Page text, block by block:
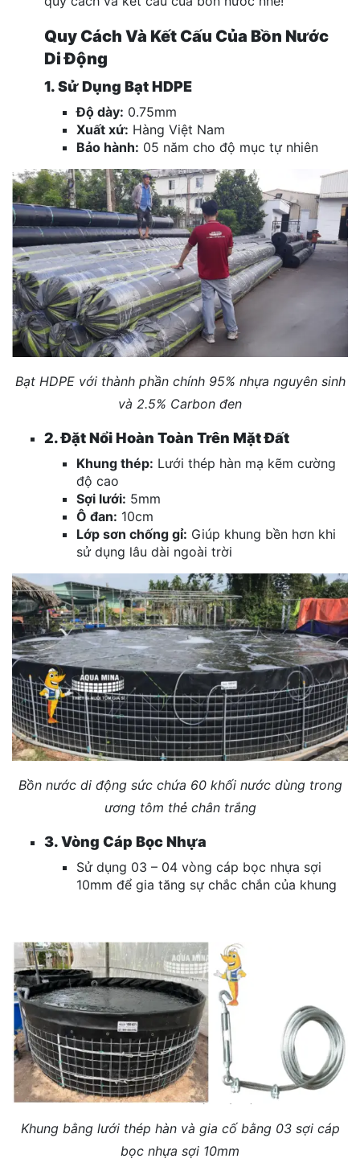
Quy Cách Và Kết Cấu Của Bồn Nước
Di Động
1. Sử Dụng Bạt HDPE
Độ dày: 0.75mm
Xuất xứ: Hàng Việt Nam
Bảo hành: 05 năm cho độ mục tự nhiên
Bạt HDPE với thành phần chính 95% nhựa nguyên sinh
và 2.5% Carbon đen
2. Đặt Nổi Hoàn Toàn Trên Mặt Đất
Khung thép: Lưới thép hàn mạ kẽm cường
độ cao
Sợi lưới: 5mm
Ô đan: 10cm
Lớp sơn chống gỉ: Giúp khung bền hơn khi
sử dụng lâu dài ngoài trời
Bồn nước di động sức chứa 60 khối nước dùng trong
ương tôm thẻ chân trắng
3. Vòng Cáp Bọc Nhựa
Sử dụng 03 – 04 vòng cáp bọc nhựa sợi
10mm để gia tăng sự chắc chắn của khung
Khung bằng lưới thép hàn và gia cố bằng 03 sợi cáp
bọc nhựa sợi 10mm